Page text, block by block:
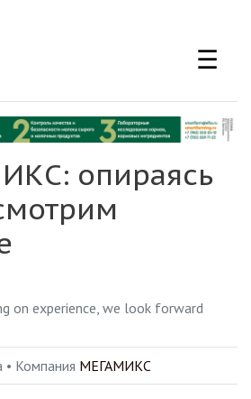
☰
опираясь
on experience, we look forward
• Компания МЕГАМИКС